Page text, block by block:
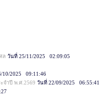
ล วันที่ 25/11/2025 02:09:05
10/2025 09:11:46
จำปี พ.ศ.2569 วันที่ 22/09/2025 06:55:41